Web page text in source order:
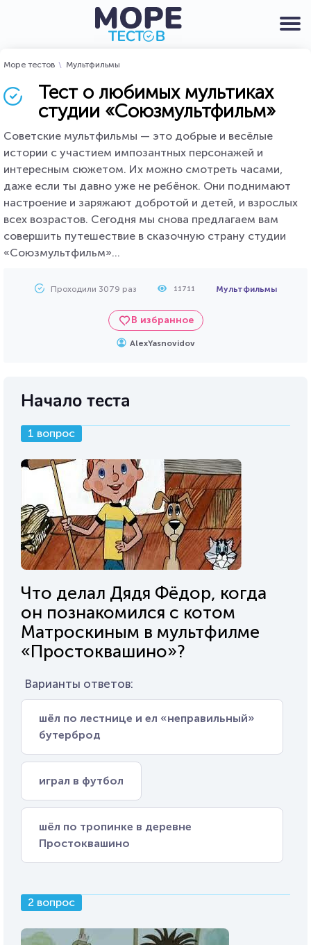
Море тестов Мультфильмы
Тест о любимых мультиках
студии «Союзмультфильм»
Советские мультфильмы — это добрые и весёлые
истории с участием импозантных персонажей и
интересным сюжетом. Их можно смотреть часами,
даже если ты давно уже не ребёнок. Они поднимают
настроение и заряжают добротой и детей, и взрослых
всех возрастов. Сегодня мы снова предлагаем вам
совершить путешествие в сказочную страну студии
«Союзмультфильм»...
Проходили 3079 раз 11711 Мультфильмы
В избранное
AlexYasnovidov
Начало теста
1 вопрос
Что делал Дядя Фёдор, когда
он познакомился с котом
Матроскиным в мультфилме
«Простоквашино»?
Варианты ответов:
шёл по лестнице и ел «неправильный»
бутерброд
играл в футбол
шёл по тропинке в деревне
Простоквашино
2 вопрос